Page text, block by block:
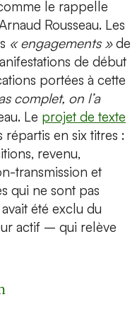
le rappelle
Rousseau. Les
« engagements »de
de début
portées à cette
complet, on l’a
Le projet de texte
en six titres :
revenu,
transmission et
qui ne sont pas
été exclu du
actif – qui relève